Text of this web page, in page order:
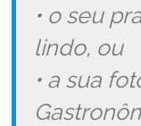
• o seu
lindo, ou
• a sua